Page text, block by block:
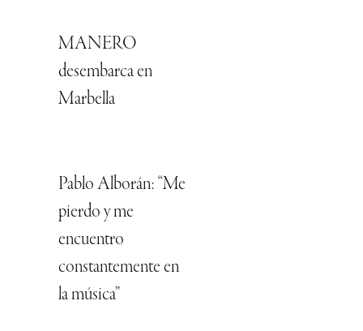
MANERO
desembarca en
Marbella
Pablo Alborán: “Me
pierdo y me
encuentro
constantemente en
la música”